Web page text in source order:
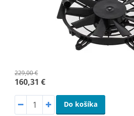
229,00 €
160,31 €
Do košíka